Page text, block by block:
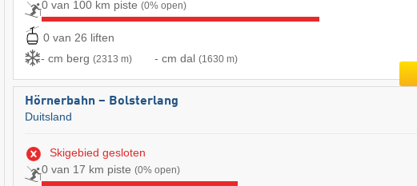
0 van 100 km piste (0% open)
0 van 26 liften
- cm berg (2313 m) - cm dal (1630 m)
Hörnerbahn – Bolsterlang
Duitsland
Skigebied gesloten
0 van 17 km piste (0% open)